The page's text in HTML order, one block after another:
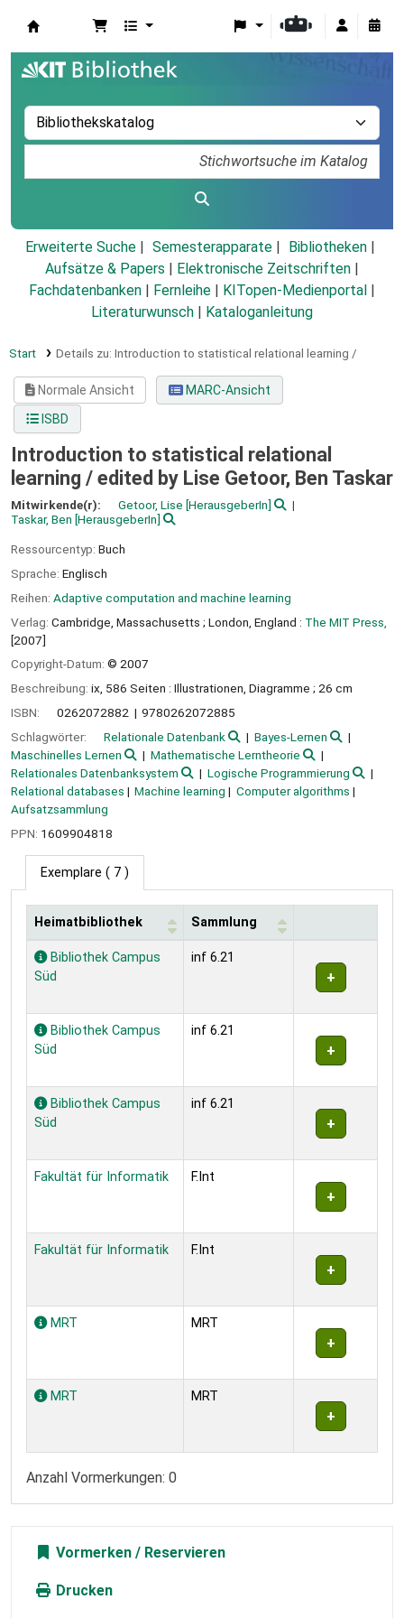
Erweiterte Suche Semesterapparate
Bibliotheken
Aufsätze & Papers
Elektronische Zeitschriften
Fachdatenbanken
Fernleihe KITopen-Medienportal
Literaturwunsch
Kataloganleitung
Start Details zu: Introduction to statistical relational learning /
Normale Ansicht
MARC-Ansicht
ISBD
Introduction to statistical relational
learning / edited by Lise Getoor, Ben Taskar
Mitwirkende(r): Getoor, Lise [HerausgeberIn]
Taskar, Ben [HerausgeberIn]
Ressourcentyp: Buch
Sprache: Englisch
Reihen: Adaptive computation and machine learning
Verlag: Cambridge, Massachusetts ; London, England : The MIT Press,
[2007]
Copyright-Datum: © 2007
Beschreibung: ix, 586 Seiten : Illustrationen, Diagramme ; 26 cm
ISBN:
0262072882
9780262072885
Schlagwörter:
Relationale Datenbank
Bayes-Lernen
Maschinelles Lernen
Mathematische Lerntheorie
Relationales Datenbanksystem
Logische Programmierung
Relational databases
Machine learning
Computer algorithms
Aufsatzsammlung
PPN: 1609904818
Exemplare ( 7 )
Exemplare
Heimatbibliothek Sammlung
Bibliothek Campus
Süd
inf 6.21
Bibliothek Campus
Süd
inf 6.21
Bibliothek Campus
Süd
inf 6.21
Fakultät für Informatik F.Int
Fakultät für Informatik F.Int
MRT MRT
MRT MRT
Anzahl Vormerkungen: 0
Vormerken
Drucken